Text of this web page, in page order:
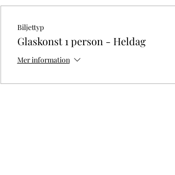
Biljettyp
Glaskonst 1 person - Heldag
Mer information